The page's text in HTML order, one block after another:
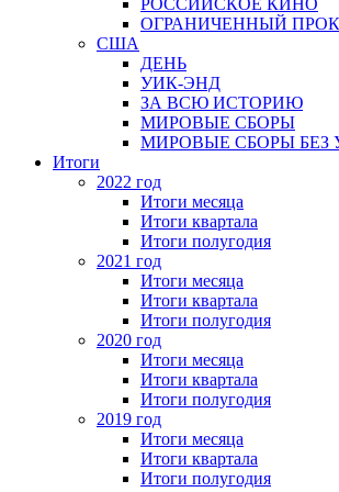
РОССИЙСКОЕ КИНО
ОГРАНИЧЕННЫЙ
США
ДЕНЬ
УИК-ЭНД
ЗА ВСЮ ИСТОРИЮ
МИРОВЫЕ СБОРЫ
МИРОВЫЕ СБОРЫ БЕЗ
Итоги
2022 год
Итоги месяца
Итоги квартала
Итоги полугодия
2021 год
Итоги месяца
Итоги квартала
Итоги полугодия
2020 год
Итоги месяца
Итоги квартала
Итоги полугодия
2019 год
Итоги месяца
Итоги квартала
Итоги полугодия